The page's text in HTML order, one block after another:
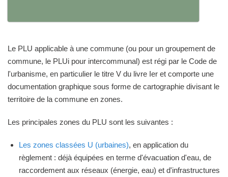
Le PLU applicable à une commune (ou pour un groupement de
commune, le PLUi pour intercommunal) est régi par le Code de
l'urbanisme, en particulier le titre V du livre Ier et comporte une
documentation graphique sous forme de cartographie divisant le
territoire de la commune en zones.
Les principales zones du PLU sont les suivantes :
Les zones classées U (urbaines), en application du
règlement : déjà équipées en terme d'évacuation d'eau, de
raccordement aux réseaux (énergie, eau) et d'infrastructures